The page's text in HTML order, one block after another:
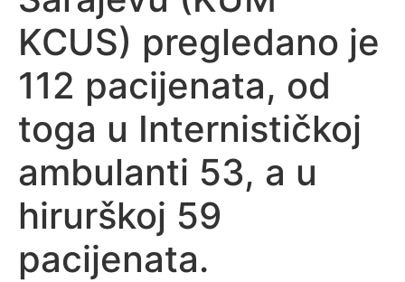
KCUS) pregledano je
112 pacijenata, od
toga u Internističkoj
ambulanti 53, a u
hirurškoj 59
pacijenata.